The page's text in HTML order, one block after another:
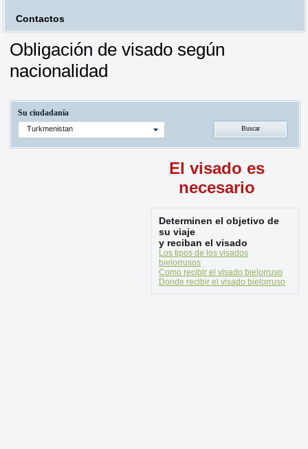
Contactos
Obligación de visado según
nacionalidad
Su ciudadanía
Turkmenistan
El visado es
necesario
Determinen el objetivo de
su viaje
y reciban el visado
Los tipos de los visados
bielorrusos
Como recibir el visado bielorruso
Donde recibir el visado bielorruso